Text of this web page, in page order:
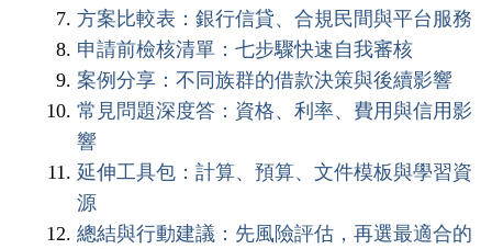
方案比較表：銀行信貸、合規民間與平台服務
申請前檢核清單：七步驟快速自我審核
案例分享：不同族群的借款決策與後續影響
常見問題深度答：資格、利率、費用與信用影
響
延伸工具包：計算、預算、文件模板與學習資
源
總結與行動建議：先風險評估，再選最適合的